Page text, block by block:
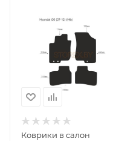
Коврики в салон